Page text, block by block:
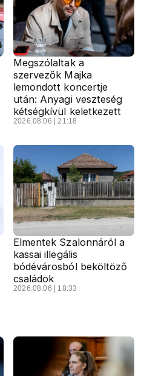
Megszólaltak a
szervezők Majka
lemondott koncertje
után: Anyagi veszteség
kétségkívül keletkezett
2026.08.06 | 21:18
Elmentek Szalonnáról a
kassai illegális
bódévárosból beköltöző
családok
2026.08.06 | 18:33